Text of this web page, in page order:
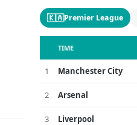
🇰🇦Premier League
TIME
1 Manchester City
2 Arsenal
3 Liverpool